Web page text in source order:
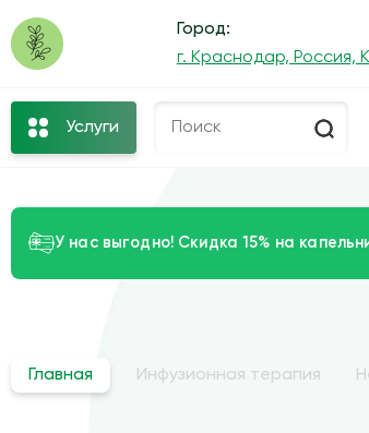
Город:
г. Краснодар, Россия,
Услуги
У нас выгодно! Скидка 15% на
Главная Инфузионная терапия